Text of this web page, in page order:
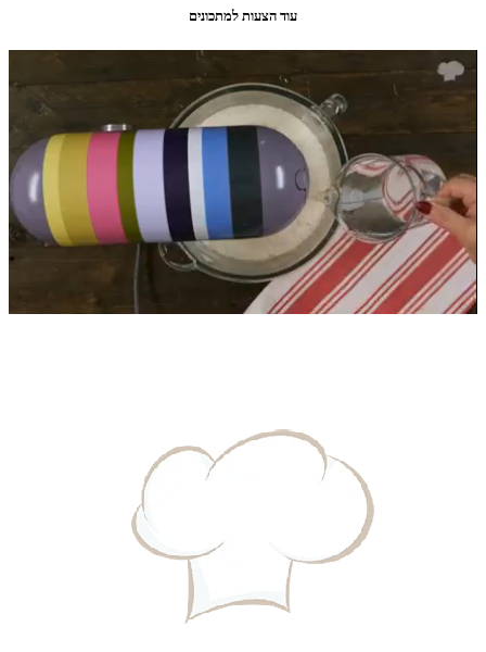
עוד הצעות למתכונים